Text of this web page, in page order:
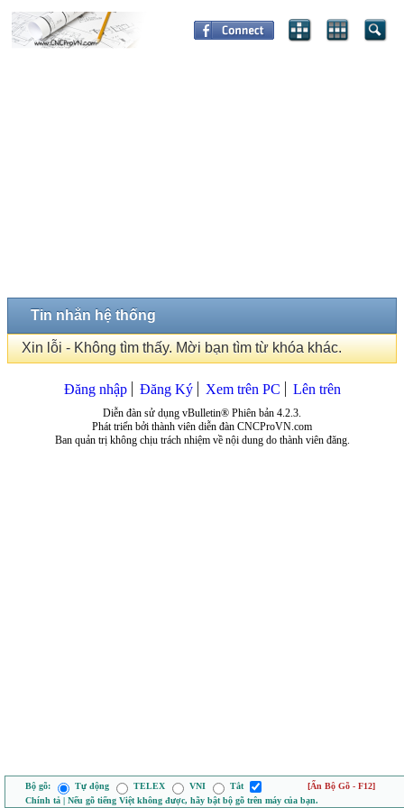
Tin nhắn hệ thống
Xin lỗi - Không tìm thấy. Mời bạn tìm từ khóa khác.
Đăng nhập Đăng Ký Xem trên PC Lên trên
Diễn đàn sử dụng vBulletin® Phiên bản 4.2.3.
Phát triển bởi thành viên diễn đàn CNCProVN.com
Ban quản trị không chịu trách nhiệm về nội dung do thành viên đăng.
Bộ gõ: Tự động TELEX VNI Tắt
[Ẩn Bộ Gõ - F12]
Chính tả | Nếu gõ tiếng Việt không được, hãy bật bộ gõ trên máy của bạn.